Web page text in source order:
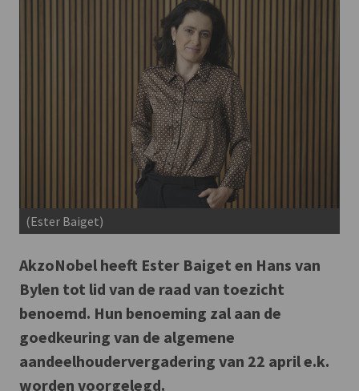
(Ester Baiget)
AkzoNobel heeft Ester Baiget en Hans van
Bylen tot lid van de raad van toezicht
benoemd. Hun benoeming zal aan de
goedkeuring van de algemene
aandeelhoudervergadering van 22 april e.k.
worden voorgelegd.